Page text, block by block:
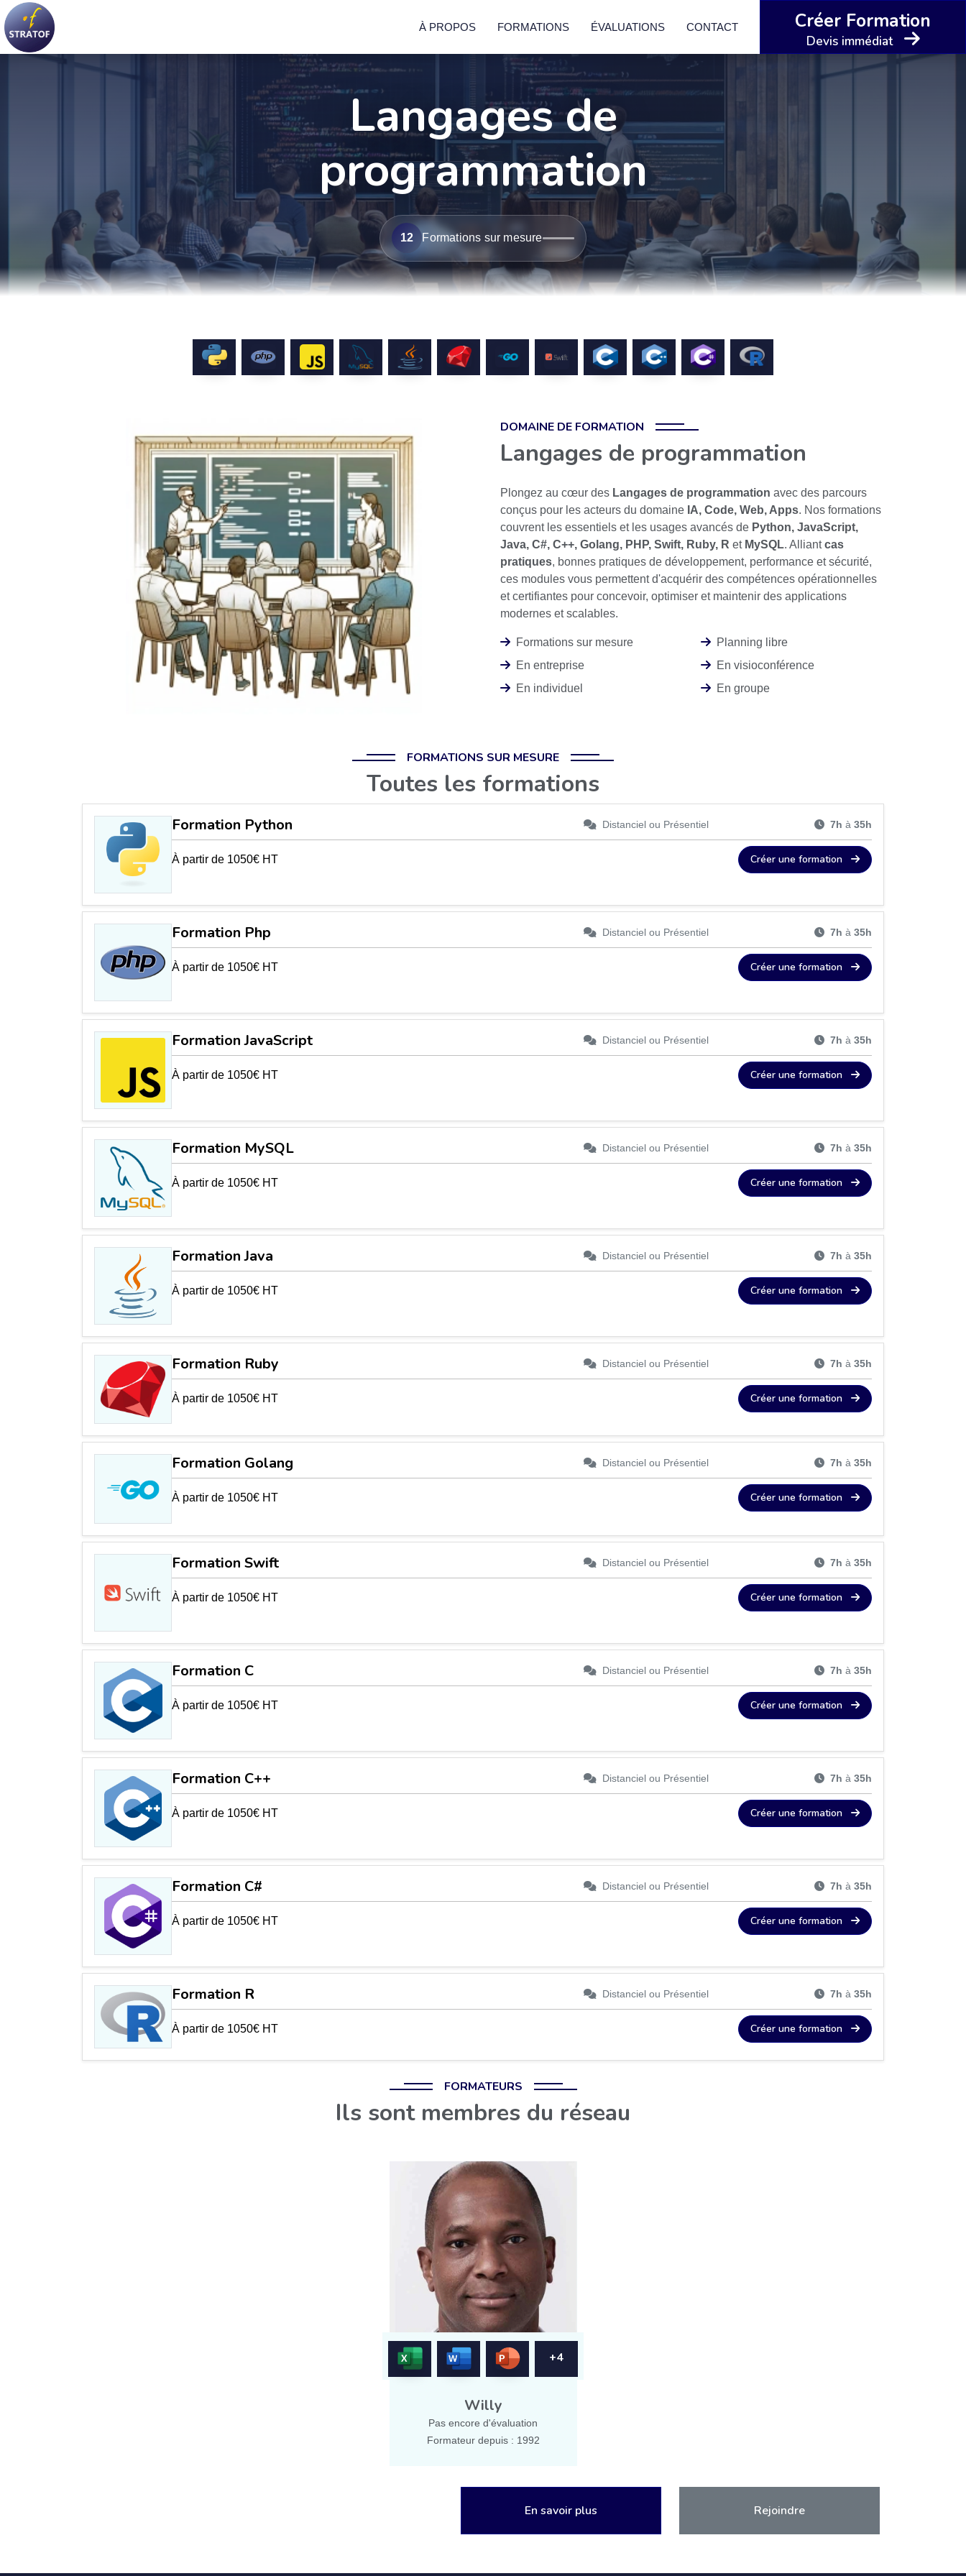
À PROPOS FORMATIONS ÉVALUATIONS CONTACT Créer Formation
Devis immédiat
Langages de
programmation
12 Formations sur mesure
DOMAINE DE FORMATION
Langages de programmation
Plongez au cœur des Langages de programmation avec des parcours
conçus pour les acteurs du domaine IA, Code, Web, Apps. Nos formations
couvrent les essentiels et les usages avancés de Python, JavaScript,
Java, C#, C++, Golang, PHP, Swift, Ruby, R et MySQL. Alliantcas
pratiques, bonnes pratiques de développement, performance et sécurité,
ces modules vous permettent d'acquérir des compétences opérationnelles
et certifiantes pour concevoir, optimiser et maintenir des applications
modernes et scalables.
Formations sur mesure
Planning libre
En entreprise
En visioconférence
En individuel
En groupe
FORMATIONS SUR MESURE
Toutes les formations
Formation Python Distanciel ou Présentiel 7h à 35h
À partir de 1050€ HT Créer une formation
Formation Php Distanciel ou Présentiel 7h à 35h
À partir de 1050€ HT Créer une formation
Formation JavaScript Distanciel ou Présentiel 7h à 35h
À partir de 1050€ HT Créer une formation
Formation MySQL Distanciel ou Présentiel 7h à 35h
À partir de 1050€ HT Créer une formation
Formation Java Distanciel ou Présentiel 7h à 35h
À partir de 1050€ HT Créer une formation
Formation Ruby Distanciel ou Présentiel 7h à 35h
À partir de 1050€ HT Créer une formation
Formation Golang Distanciel ou Présentiel 7h à 35h
À partir de 1050€ HT Créer une formation
Formation Swift Distanciel ou Présentiel 7h à 35h
À partir de 1050€ HT Créer une formation
Formation C Distanciel ou Présentiel 7h à 35h
À partir de 1050€ HT Créer une formation
Formation C++ Distanciel ou Présentiel 7h à 35h
À partir de 1050€ HT Créer une formation
Formation C# Distanciel ou Présentiel 7h à 35h
À partir de 1050€ HT Créer une formation
Formation R Distanciel ou Présentiel 7h à 35h
À partir de 1050€ HT Créer une formation
FORMATEURS
Ils sont membres du réseau
+4
Willy
Pas encore d'évaluation
Formateur depuis : 1992
En savoir plus Rejoindre